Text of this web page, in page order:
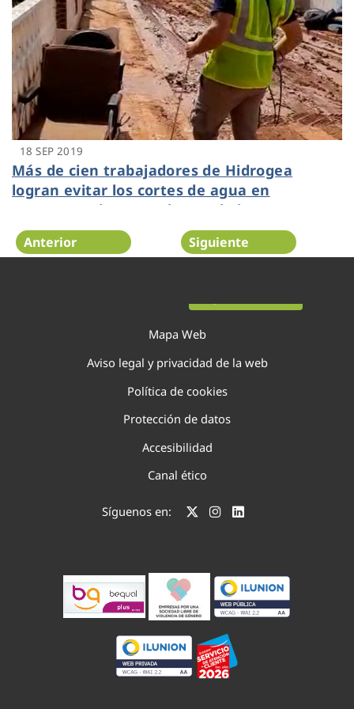
18 SEP 2019
Más de cien trabajadores de Hidrogea
logran evitar los cortes de agua en
Cartagena durante el paso de la DANA
Anterior Siguiente
Mapa Web
Aviso legal y privacidad de la web
Política de cookies
Protección de datos
Accesibilidad
Canal ético
Síguenos en: